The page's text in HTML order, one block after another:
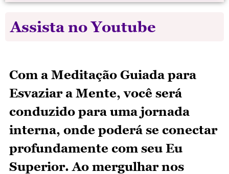
Assista no Youtube
Com a Meditação Guiada para
Esvaziar a Mente, você será
conduzido para uma jornada
interna, onde poderá se conectar
profundamente com seu Eu
Superior. Ao mergulhar nos